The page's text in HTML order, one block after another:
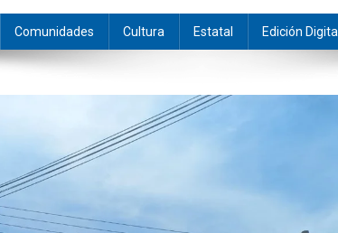
Comunidades Cultura Estatal Edición Digital